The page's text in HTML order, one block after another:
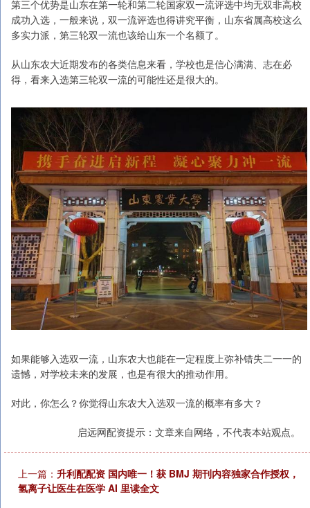
第三个优势是山东在第一轮和第二轮国家双一流评选中均无双非高校
成功入选，一般来说，双一流评选也得讲究平衡，山东省属高校这么
多实力派，第三轮双一流也该给山东一个名额了。
从山东农大近期发布的各类信息来看，学校也是信心满满、志在必
得，看来入选第三轮双一流的可能性还是很大的。
如果能够入选双一流，山东农大也能在一定程度上弥补错失二一一的
遗憾，对学校未来的发展，也是有很大的推动作用。
对此，你怎么？你觉得山东农大入选双一流的概率有多大？
启远网配资提示：文章来自网络，不代表本站观点。
上一篇： 升利配配资 国内唯一！获 BMJ 期刊内容独家合作授权，
氢离子让医生在医学 AI 里读全文